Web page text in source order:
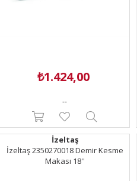
₺1.424,00
--
İzeltaş
İzeltaş 2350270018 Demir Kesme
Makası 18''